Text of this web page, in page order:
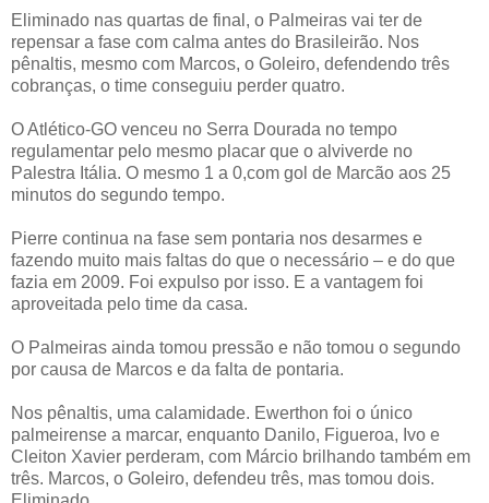
Eliminado nas quartas de final, o Palmeiras vai ter de
repensar a fase com calma antes do Brasileirão. Nos
pênaltis, mesmo com Marcos, o Goleiro, defendendo três
cobranças, o time conseguiu perder quatro.
O Atlético-GO venceu no Serra Dourada no tempo
regulamentar pelo mesmo placar que o alviverde no
Palestra Itália. O mesmo 1 a 0,com gol de Marcão aos 25
minutos do segundo tempo.
Pierre continua na fase sem pontaria nos desarmes e
fazendo muito mais faltas do que o necessário – e do que
fazia em 2009. Foi expulso por isso. E a vantagem foi
aproveitada pelo time da casa.
O Palmeiras ainda tomou pressão e não tomou o segundo
por causa de Marcos e da falta de pontaria.
Nos pênaltis, uma calamidade. Ewerthon foi o único
palmeirense a marcar, enquanto Danilo, Figueroa, Ivo e
Cleiton Xavier perderam, com Márcio brilhando também em
três. Marcos, o Goleiro, defendeu três, mas tomou dois.